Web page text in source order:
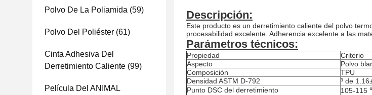
Polvo De La Poliamida (59)
Polvo Del Poliéster (61)
Cinta Adhesiva Del
Derretimiento Caliente (99)
Película Del ANIMAL
Descripción:
Este producto es un derretimiento caliente del polvo
procesabilidad excelente. Adherencia excelente a las
Parámetros técnicos:
Propiedad
Criterio
Aspecto
Polvo
Composición
TPU
Densidad ASTM D-792
³ de
Punto DSC del derretimiento
105-115